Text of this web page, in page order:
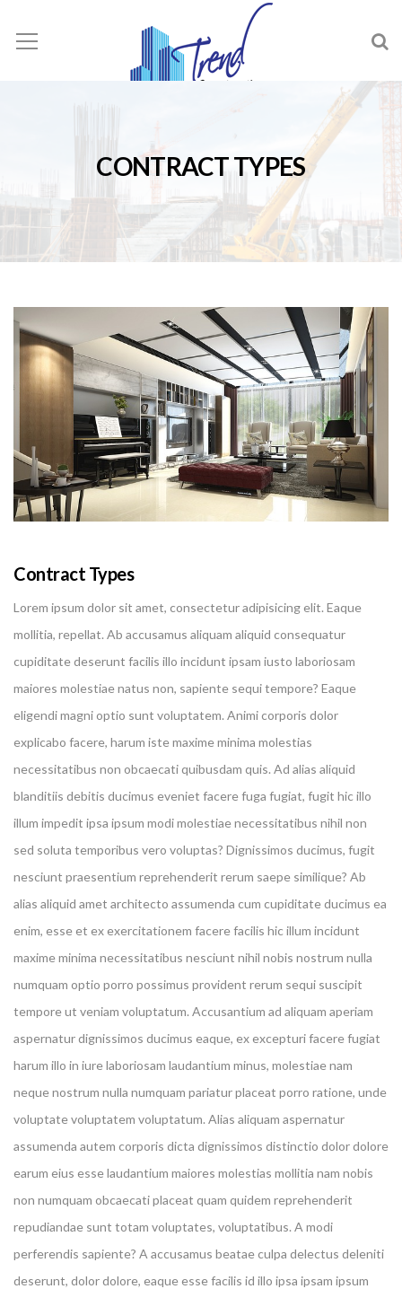
CONTRACT TYPES
Contract Types
Lorem ipsum dolor sit amet, consectetur adipisicing elit. Eaque
mollitia, repellat. Ab accusamus aliquam aliquid consequatur
cupiditate deserunt facilis illo incidunt ipsam iusto laboriosam
maiores molestiae natus non, sapiente sequi tempore? Eaque
eligendi magni optio sunt voluptatem. Animi corporis dolor
explicabo facere, harum iste maxime minima molestias
necessitatibus non obcaecati quibusdam quis. Ad alias aliquid
blanditiis debitis ducimus eveniet facere fuga fugiat, fugit hic illo
illum impedit ipsa ipsum modi molestiae necessitatibus nihil non
sed soluta temporibus vero voluptas? Dignissimos ducimus, fugit
nesciunt praesentium reprehenderit rerum saepe similique? Ab
alias aliquid amet architecto assumenda cum cupiditate ducimus ea
enim, esse et ex exercitationem facere facilis hic illum incidunt
maxime minima necessitatibus nesciunt nihil nobis nostrum nulla
numquam optio porro possimus provident rerum sequi suscipit
tempore ut veniam voluptatum. Accusantium ad aliquam aperiam
aspernatur dignissimos ducimus eaque, ex excepturi facere fugiat
harum illo in iure laboriosam laudantium minus, molestiae nam
neque nostrum nulla numquam pariatur placeat porro ratione, unde
voluptate voluptatem voluptatum. Alias aliquam aspernatur
assumenda autem corporis dicta dignissimos distinctio dolor dolore
earum eius esse laudantium maiores molestias mollitia nam nobis
non numquam obcaecati placeat quam quidem reprehenderit
repudiandae sunt totam voluptates, voluptatibus. A modi
perferendis sapiente? A accusamus beatae culpa delectus deleniti
deserunt, dolor dolore, eaque esse facilis id illo ipsa ipsam ipsum